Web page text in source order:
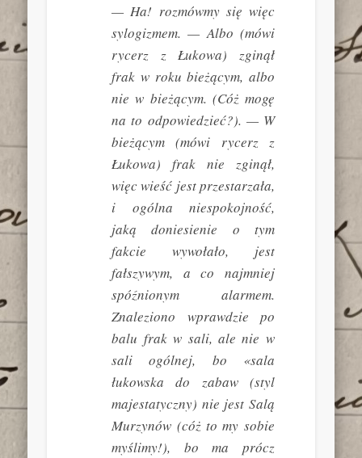
— Ha! rozmówmy się więc
sylogizmem. — Albo (mówi
rycerz z Łukowa) zginął
frak w roku bieżącym, albo
nie w bieżącym. (Cóż mogę
na to odpowiedzieć?). — W
bieżącym (mówi rycerz z
Łukowa) frak nie zginął,
więc wieść jest przestarzała,
i ogólna niespokojność,
jaką doniesienie o tym
fakcie wywołało, jest
fałszywym, a co najmniej
spóźnionym alarmem.
Znaleziono wprawdzie po
balu frak w sali, ale nie w
sali ogólnej, bo «sala
łukowska do zabaw (styl
majestatyczny) nie jest Salą
Murzynów (cóż to my sobie
myślimy!), bo ma prócz